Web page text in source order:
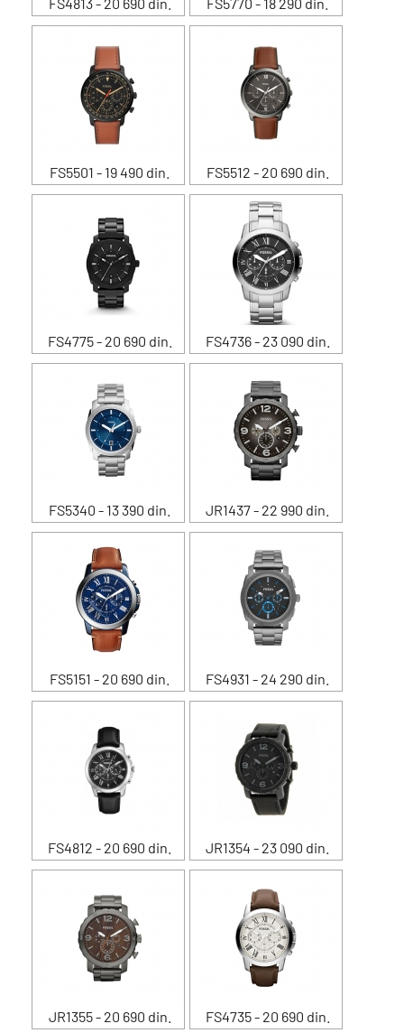
FS5501 - 19 490 din. FS5512 - 20 690 din.
FS4775 - 20 690 din. FS4736 - 23 090 din.
FS5340 - 13 390 din. JR1437 - 22 990 din.
FS5151 - 20 690 din. FS4931 - 24 290 din.
FS4812 - 20 690 din. JR1354 - 23 090 din.
JR1355 - 20 690 din. FS4735 - 20 690 din.